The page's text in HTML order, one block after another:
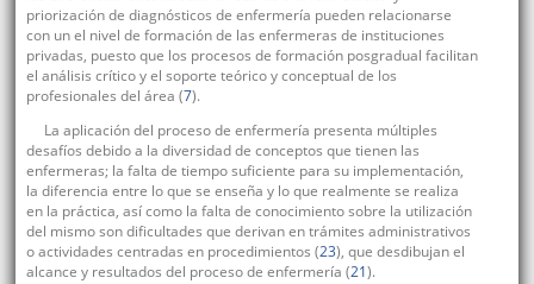
priorización de diagnósticos de enfermería pueden relacionarse
con un el nivel de formación de las enfermeras de instituciones
privadas, puesto que los procesos de formación posgradual facilitan
el análisis crítico y el soporte teórico y conceptual de los
profesionales del área (7).
La aplicación del proceso de enfermería presenta múltiples
desafíos debido a la diversidad de conceptos que tienen las
enfermeras; la falta de tiempo suficiente para su implementación,
la diferencia entre lo que se enseña y lo que realmente se realiza
en la práctica, así como la falta de conocimiento sobre la utilización
del mismo son dificultades que derivan en trámites administrativos
o actividades centradas en procedimientos (23), que desdibujan el
alcance y resultados del proceso de enfermería (21).